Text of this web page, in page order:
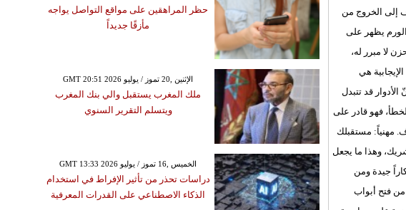
حظر المراهقين على مواقع التواصل يواجه
مأزقًا جديداً
GMT 20:51 2026 الإثنين ,20 تموز / يوليو
ملك المغرب يستقبل والي بنك المغرب
ويتسلم التقرير السنوي
GMT 13:33 2026 الخميس ,16 تموز / يوليو
دراسات تحذر من تأثير الإفراط في استخدام
الذكاء الاصطناعي على القدرات المعرفية